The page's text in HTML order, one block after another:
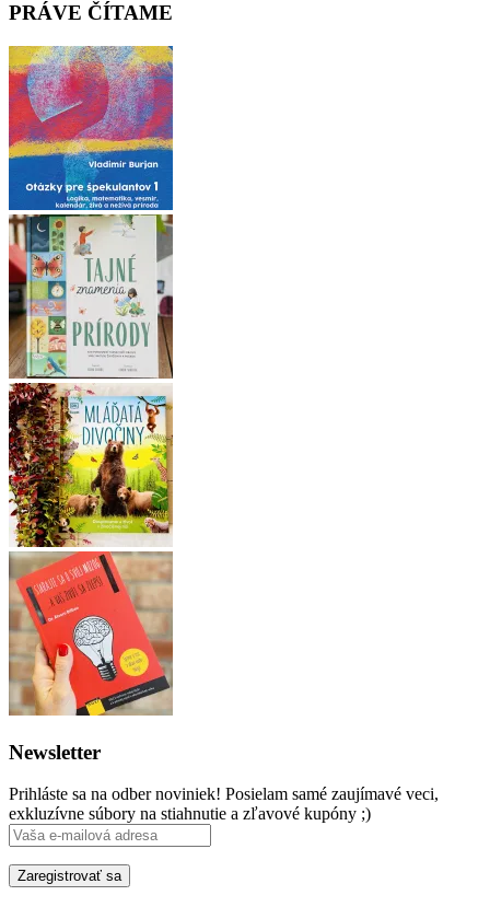
PRÁVE ČÍTAME
Newsletter
Prihláste sa na odber noviniek! Posielam samé zaujímavé veci,
exkluzívne súbory na stiahnutie a zľavové kupóny ;)